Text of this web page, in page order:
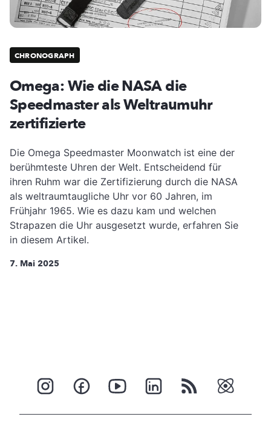
CHRONOGRAPH
Omega: Wie die NASA die
Speedmaster als Weltraumuhr
zertifizierte
Die Omega Speedmaster Moonwatch ist eine der
berühmteste Uhren der Welt. Entscheidend für
ihren Ruhm war die Zertifizierung durch die NASA
als weltraumtaugliche Uhr vor 60 Jahren, im
Frühjahr 1965. Wie es dazu kam und welchen
Strapazen die Uhr ausgesetzt wurde, erfahren Sie
in diesem Artikel.
7. Mai 2025